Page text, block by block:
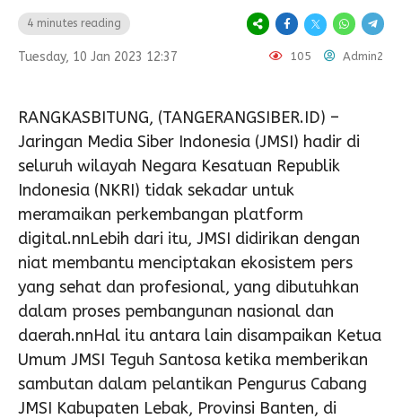
4 minutes reading
Tuesday, 10 Jan 2023 12:37 105 Admin2
RANGKASBITUNG, (TANGERANGSIBER.ID) –
Jaringan Media Siber Indonesia (JMSI) hadir di
seluruh wilayah Negara Kesatuan Republik
Indonesia (NKRI) tidak sekadar untuk
meramaikan perkembangan platform
digital.nnLebih dari itu, JMSI didirikan dengan
niat membantu menciptakan ekosistem pers
yang sehat dan profesional, yang dibutuhkan
dalam proses pembangunan nasional dan
daerah.nnHal itu antara lain disampaikan Ketua
Umum JMSI Teguh Santosa ketika memberikan
sambutan dalam pelantikan Pengurus Cabang
JMSI Kabupaten Lebak, Provinsi Banten, di